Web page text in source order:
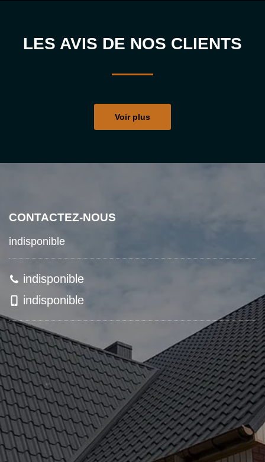
LES AVIS DE NOS CLIENTS
Voir plus
CONTACTEZ-NOUS
indisponible
indisponible
indisponible